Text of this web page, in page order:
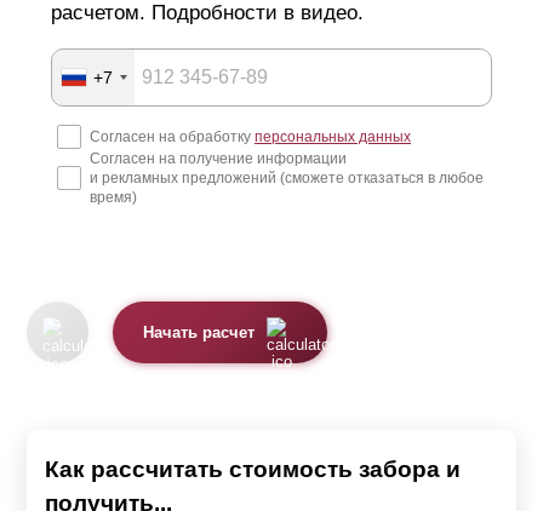
расчетом. Подробности в видео.
+7
Согласен на обработку персональных данных
Согласен на получение информации
и рекламных предложений (сможете отказаться в любое
время)
Начать расчет
Как рассчитать стоимость забора и
получить...